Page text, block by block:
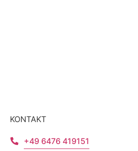
KONTAKT
+49 6476 419151